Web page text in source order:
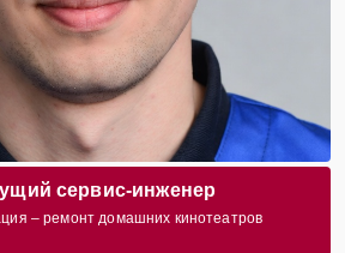
сервис-инженер
– ремонт домашних кинотеатров